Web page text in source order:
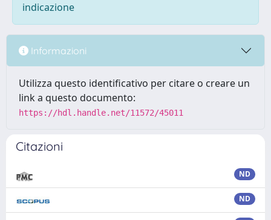
indicazione
Informazioni
Utilizza questo identificativo per citare o creare un
link a questo documento:
https://hdl.handle.net/11572/45011
Citazioni
ND
ND